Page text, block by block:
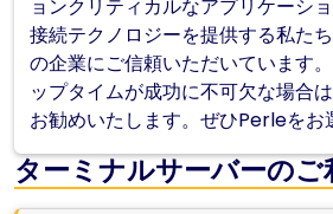
ョンクリティカルなアプリケーシ
接続テクノロジーを提供する私た
の企業にご信頼いただいています
ップタイムが成功に不可欠な場合
お勧めいたします。ぜひPerleをお
ターミナルサーバーのご